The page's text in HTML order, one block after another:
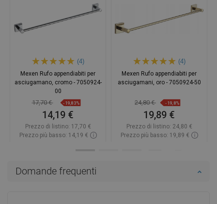
Domande frequenti
(4)
Mexen Rufo appendiabiti per
asciugamano, cromo - 7050924-
00
17,70 € -19,83%
14,19 €
Prezzo di listino: 17,70 €
Prezzo più basso: 14,19 €
(4)
Mexen Rufo appendiabiti per
asciugamani, oro - 7050924-50
24,80 € -19,8%
19,89 €
Prezzo di listino: 24,80 €
Prezzo più basso: 19,89 €